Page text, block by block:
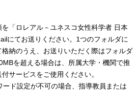
「ロレアル－ユネスコ女性科学者 日本
にてお送りください。1つのフォルダに
納のうえ、お送りいただく際はフォルダ
を超える場合は、所属大学・機関で推
サービスをご使用ください。
ド設定が不可の場合、指導教員または